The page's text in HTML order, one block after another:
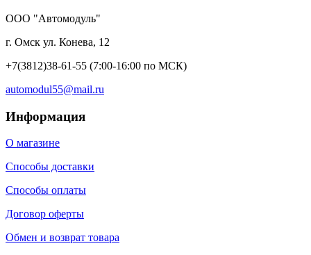
ООО "Автомодуль"
г. Омск ул. Конева, 12
+7(3812)38-61-55 (7:00-16:00 по МСК)
automodul55@mail.ru
Информация
О магазине
Способы доставки
Способы оплаты
Договор оферты
Обмен и возврат товара